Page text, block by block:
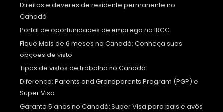
Direitos e deveres de residente permanente no
Canadá
Portal de oportunidades de emprego no IRCC
Fique Mais de 6 meses no Canadá: Conheça suas
opções de visto
Tipos de vistos de trabalho no Canadá
Diferença: Parents and Grandparents Program (PGP) e
Super Visa
Garanta 5 anos no Canadá: Super Visa para pais e avós